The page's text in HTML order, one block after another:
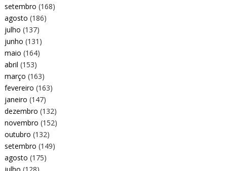
setembro (168)
agosto (186)
julho (137)
junho (131)
maio (164)
abril (153)
março (163)
fevereiro (163)
janeiro (147)
dezembro (132)
novembro (152)
outubro (132)
setembro (149)
agosto (175)
julho (128)